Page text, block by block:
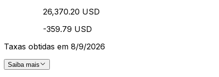
26,370.20 USD
-359.79 USD
Taxas obtidas em 8/9/2026
Saiba mais